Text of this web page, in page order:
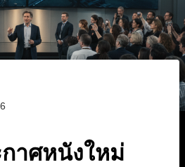
าศหนังใหม่